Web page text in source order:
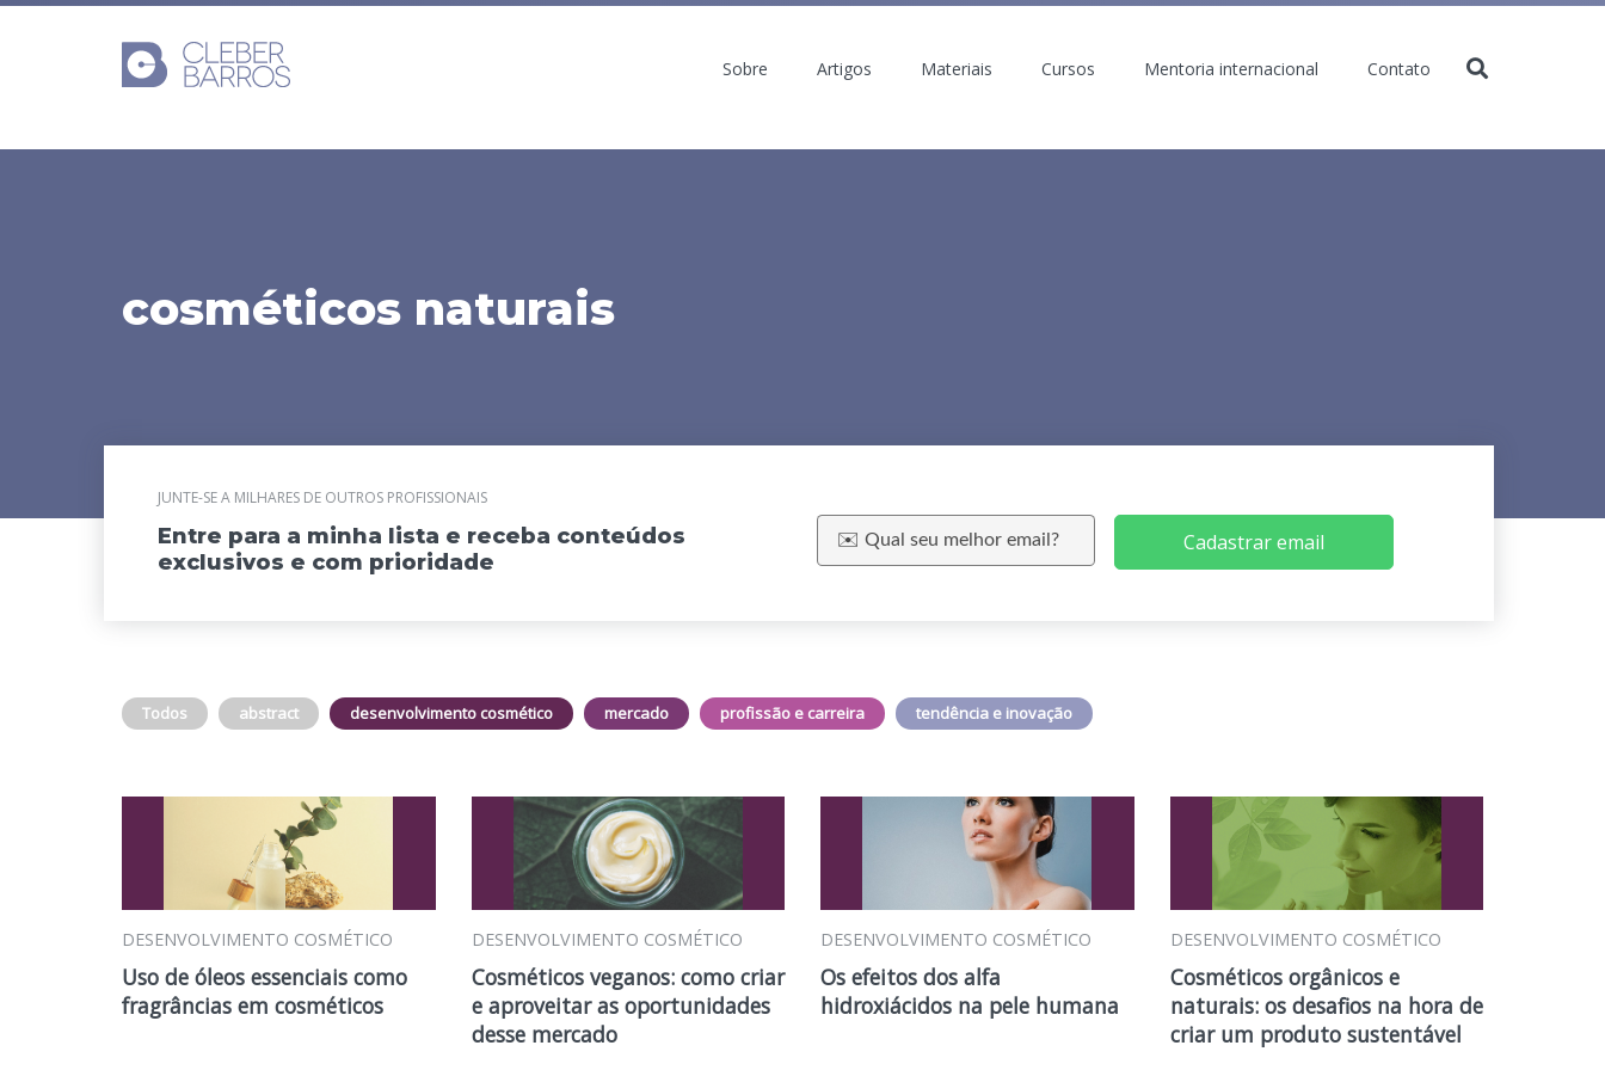
Sobre Artigos Materiais Cursos Mentoria internacional Contato
cosméticos naturais
JUNTE-SE A MILHARES DE OUTROS PROFISSIONAIS
Entre para a minha lista e receba conteúdos
exclusivos e com prioridade
Cadastrar email
Todos abstract desenvolvimento cosmético mercado profissão e carreira tendência e inovação
DESENVOLVIMENTO COSMÉTICO
Uso de óleos essenciais como
fragrâncias em cosméticos
DESENVOLVIMENTO COSMÉTICO
Cosméticos veganos: como criar
e aproveitar as oportunidades
desse mercado
DESENVOLVIMENTO COSMÉTICO
Os efeitos dos alfa
hidroxiácidos na pele humana
DESENVOLVIMENTO COSMÉTICO
Cosméticos orgânicos e
naturais: os desafios na hora de
criar um produto sustentável